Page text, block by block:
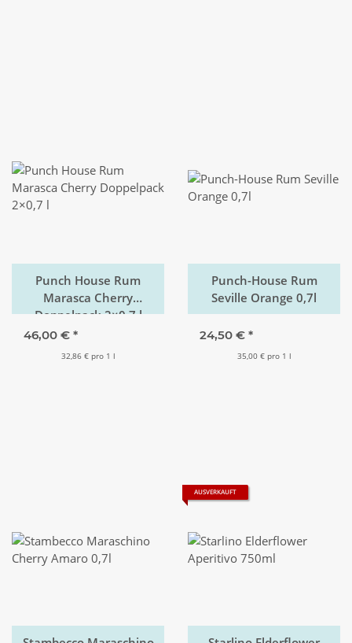
Punch House Rum
Marasca Cherry
Doppelpack 2×0,7 l
46,00 € *
32,86 € pro 1 l
Punch-House Rum
Seville Orange 0,7l
24,50 € *
35,00 € pro 1 l
AUSVERKAUFT